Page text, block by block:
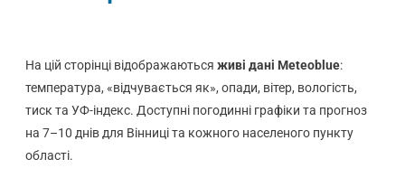
На цій сторінці відображаються живі дані Meteoblue:
температура, «відчувається як», опади, вітер, вологість,
тиск та УФ-індекс. Доступні погодинні графіки та прогноз
на 7–10 днів для Вінниці та кожного населеного пункту
області.